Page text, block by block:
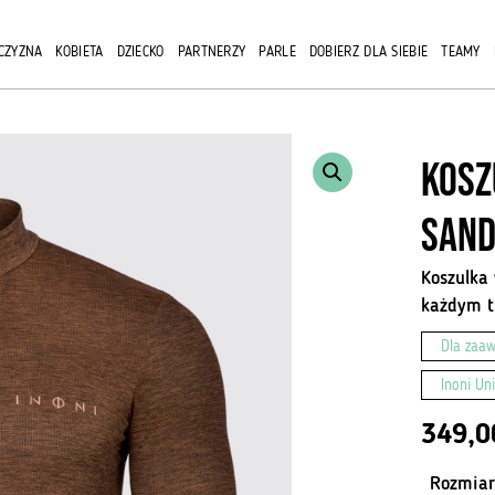
KOBIETA DZIECKO PARTNERZY PARLE DOBIERZ DLA SIEBIE TEAMY
Sand
każdym
Dla
Inoni
Rozmiar